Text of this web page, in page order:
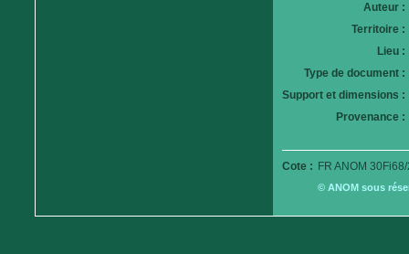
Auteur :
Territoire :
Lieu :
Type de document :
Support et dimensions :
Provenance :
Cote : FR ANOM
© ANOM sous